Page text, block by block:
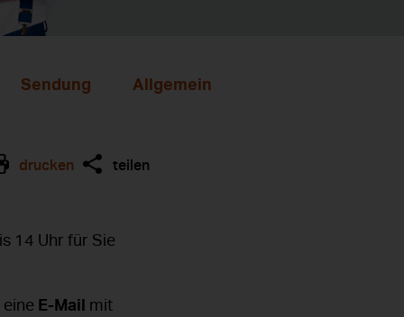
Sendung Allgemein
drucken teilen
14 Uhr für Sie
E-Mail mit